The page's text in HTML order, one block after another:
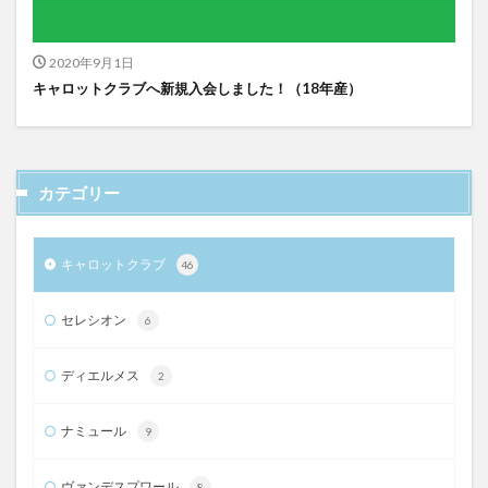
2020年9月1日
キャロットクラブへ新規入会しました！（18年産）
カテゴリー
キャロットクラブ 46
セレシオン 6
ディエルメス 2
ナミュール 9